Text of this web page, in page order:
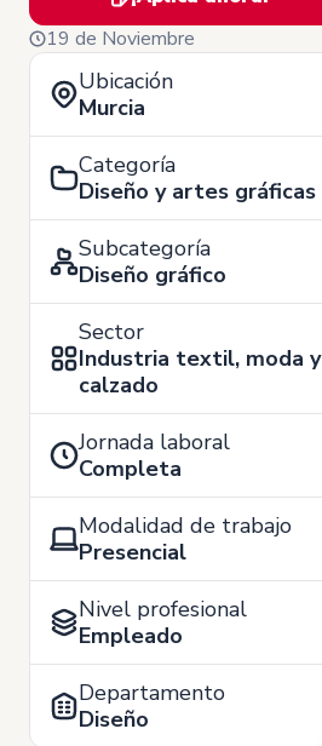
19 de Noviembre
Ubicación
Murcia
Categoría
Diseño y artes gráficas
Subcategoría
Diseño gráfico
Sector
Industria textil, moda y
calzado
Jornada laboral
Completa
Modalidad de trabajo
Presencial
Nivel profesional
Empleado
Departamento
Diseño